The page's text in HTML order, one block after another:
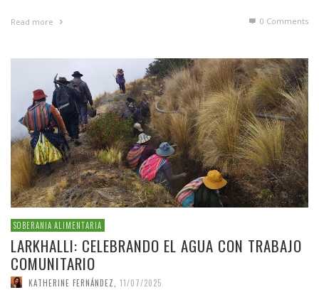
Read more 0 Comments
SOBERANIA ALIMENTARIA
LARKHALLI: CELEBRANDO EL AGUA CON TRABAJO
COMUNITARIO
KATHERINE FERNÁNDEZ 11/07/2025